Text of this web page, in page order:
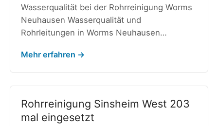
Wasserqualität bei der Rohrreinigung Worms
Neuhausen Wasserqualität und
Rohrleitungen in Worms Neuhausen…
Mehr erfahren →
Rohrreinigung Sinsheim West 203
mal eingesetzt